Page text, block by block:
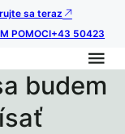
sa teraz
POMOCI+43 50423
budem